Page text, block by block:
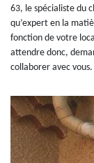
63, le spécialiste du
qu’expert en la
fonction de votre
attendre donc,
collaborer avec vous.